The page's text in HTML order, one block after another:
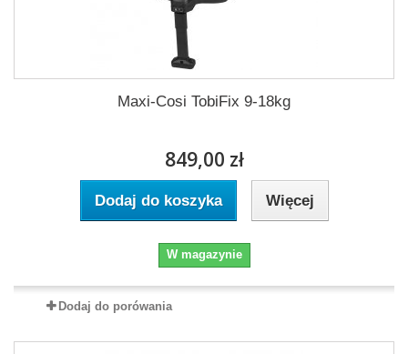
Maxi-Cosi TobiFix 9-18kg
849,00 zł
Dodaj do koszyka Więcej
W magazynie
Dodaj do porówania